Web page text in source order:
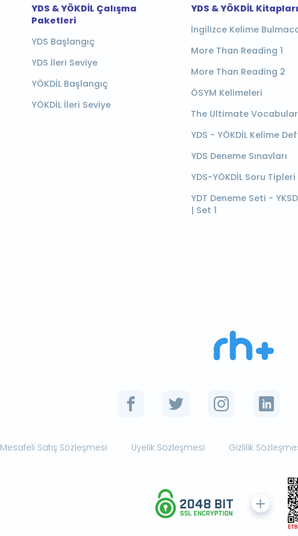
YDS & YÖKDİL Çalışma
Paketleri
YDS Başlangıç
YDS İleri Seviye
YÖKDİL Başlangıç
YÖKDİL İleri Seviye
YDS & YÖKDİL Kitapları
İngilizce Kelime
More Than Reading 1
More Than Reading 2
ÖSYM Kelimeleri
The Ultimate
YDS - YÖKDİL Kelime
YDS Deneme Sınavları
YDS-YÖKDİL Soru Tipleri
YDT Deneme Seti -
| Set 1
Mesafeli Satış Sözleşmesi Üyelik Sözleşmesi Gizlilik